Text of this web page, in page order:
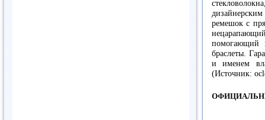
ремешок с
помогающий
браслеты.
и именем
(Источник: